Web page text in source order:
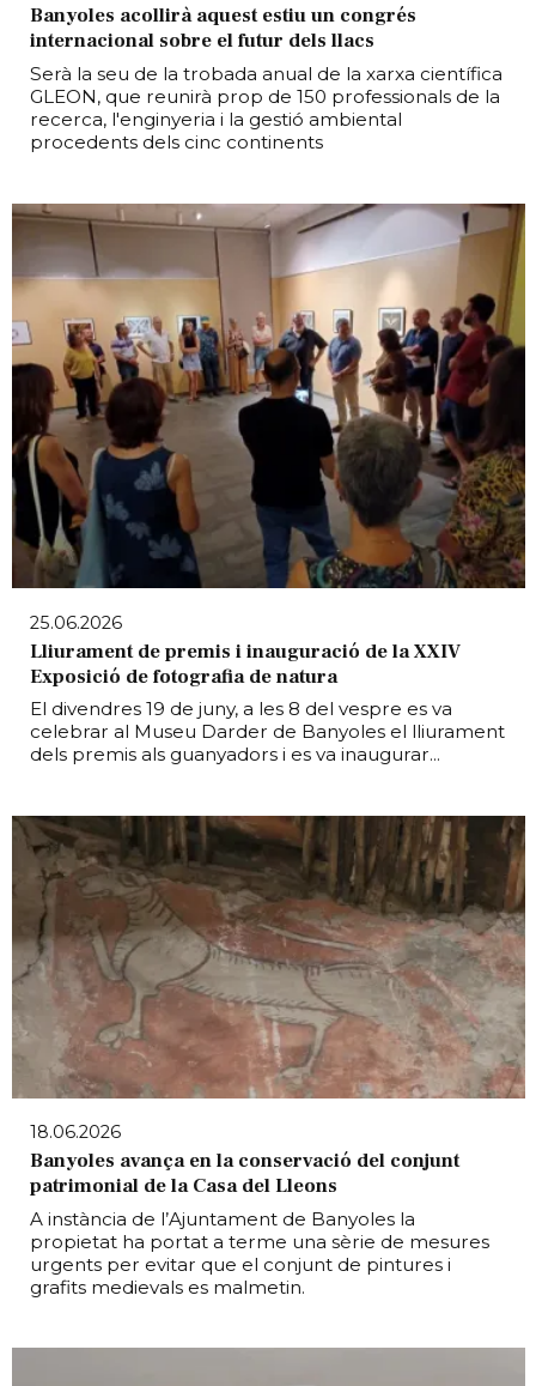
Banyoles acollirà aquest estiu un congrés
internacional sobre el futur dels llacs
Serà la seu de la trobada anual de la xarxa científica
GLEON, que reunirà prop de 150 professionals de la
recerca, l'enginyeria i la gestió ambiental
procedents dels cinc continents
25.06.2026
Lliurament de premis i inauguració de la XXIV
Exposició de fotografia de natura
El divendres 19 de juny, a les 8 del vespre es va
celebrar al Museu Darder de Banyoles el lliurament
dels premis als guanyadors i es va inaugurar...
18.06.2026
Banyoles avança en la conservació del conjunt
patrimonial de la Casa del Lleons
A instància de l’Ajuntament de Banyoles la
propietat ha portat a terme una sèrie de mesures
urgents per evitar que el conjunt de pintures i
grafits medievals es malmetin.